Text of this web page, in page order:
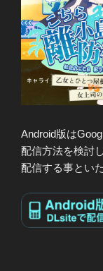
Android版は
配信方法を検討
配信する事とい